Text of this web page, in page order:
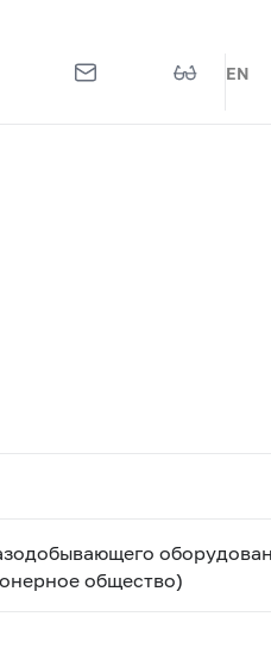
EN
общество)